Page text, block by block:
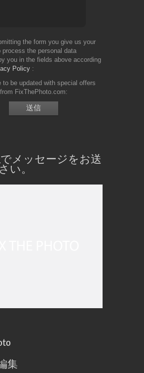
the form you give us your
process the personal data
you in the fields above according
Policy
to be updated with special offers
FixThePhoto.com
でメッセージをお送
い。
集